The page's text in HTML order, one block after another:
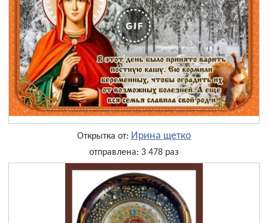
Открытка от: Ирина щетко
отправлена: 3 478 раз